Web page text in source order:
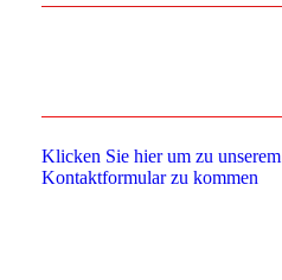
Klicken Sie hier um zu unserem
Kon­takt­for­mu­lar zu kommen